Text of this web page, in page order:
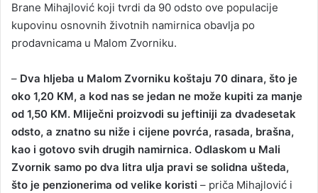
Brane Mihajlović koji tvrdi da 90 odsto ove populacije
kupovinu osnovnih životnih namirnica obavlja po
prodavnicama u Malom Zvorniku.
– Dva hljeba u Malom Zvorniku koštaju 70 dinara, što je
oko 1,20 KM, a kod nas se jedan ne može kupiti za manje
od 1,50 KM. Mliječni proizvodi su jeftiniji za dvadesetak
odsto, a znatno su niže i cijene povrća, rasada, brašna,
kao i gotovo svih drugih namirnica. Odlaskom u Mali
Zvornik samo po dva litra ulja pravi se solidna ušteda,
što je penzionerima od velike koristi – priča Mihajlović i